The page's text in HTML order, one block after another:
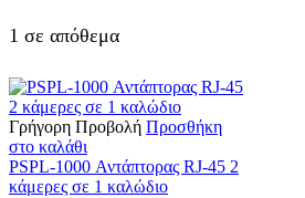
1 σε απόθεμα
Γρήγορη Προβολή Προσθήκη
στο καλάθι
PSPL-1000 Αντάπτορας RJ-45 2
κάμερες σε 1 καλώδιο